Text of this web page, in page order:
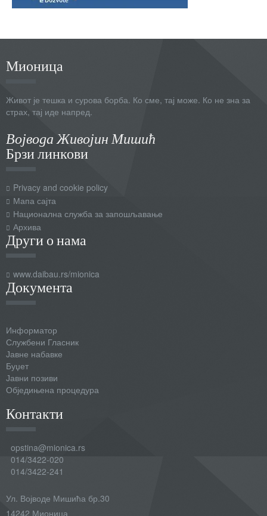
Мионица
Живот је тешка и сурова борба. Ко сме, тај може. Ко не зна за
страх, тај иде напред.
Војвода Живојин Мишић
Брзи линкови
Privacy and cookie policy
Мапа сајта
Национална служба за запошљавање
Архива
Други о нама
www.daibau.rs/mionica
Документа
Информатор
Службени Гласник
Јавне набавке
Буџет
Јавни позиви
Обједињена процедура
Контакти
opstina@mionica.rs
014/3422-020
014/3422-241
Ул. Војводе Мишића бр.30
14242 Мионица